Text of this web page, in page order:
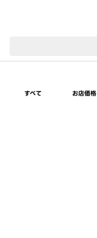
すべて お店価格